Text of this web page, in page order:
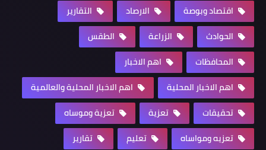
اقتصاد وبوصة
الارصاد
التقارير
الحوادث
الزراعة
الطقس
المحافظات
اهم الاخبار
اهم الاخبار المحلية
اهم الاخبار المحلية والعالمية
تحقيقات
تعزية
تعزية وموساه
تعزيه ومواساه
تعليم
تقارير